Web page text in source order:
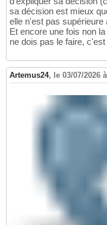
sa décision est mieux
elle n'est pas supérieure
Et encore une fois non
ne dois pas le faire,
Artemus24, le 03/07/2026